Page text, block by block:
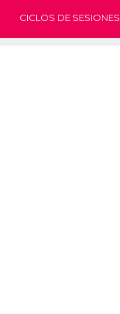
CICLOS DE SESIONES